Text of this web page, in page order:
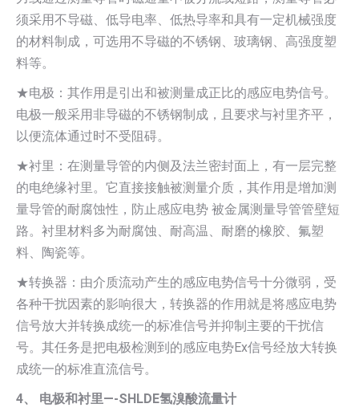
须采用不导磁、低导电率、低热导率和具有一定机械强度
的材料制成，可选用不导磁的不锈钢、玻璃钢、高强度塑
料等。
★电极：其作用是引出和被测量成正比的感应电势信号。
电极一般采用非导磁的不锈钢制成，且要求与衬里齐平，
以便流体通过时不受阻碍。
★衬里：在测量导管的内侧及法兰密封面上，有一层完整
的电绝缘衬里。它直接接触被测量介质，其作用是增加测
量导管的耐腐蚀性，防止感应电势 被金属测量导管管壁短
路。衬里材料多为耐腐蚀、耐高温、耐磨的橡胶、氟塑
料、陶瓷等。
★转换器：由介质流动产生的感应电势信号十分微弱，受
各种干扰因素的影响很大，转换器的作用就是将感应电势
信号放大并转换成统一的标准信号并抑制主要的干扰信
号。其任务是把电极检测到的感应电势Ex信号经放大转换
成统一的标准直流信号。
4、 电极和衬里—-SHLDE氢溴酸流量计